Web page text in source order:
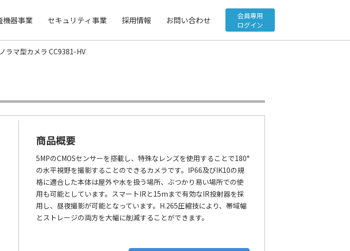
機器事業 セキュリティ事業 採用情報 お問い合わせ
会員専用
ログイン
ラマ型カメラ CC9381-HV
商品概要
5MPのCMOSセンサーを搭載し、特殊なレンズを使用することで180°
の水平視野を撮影することのできるカメラです。IP66及びIK10の規
格に適合した本体は屋外や水を扱う場所、ぶつかり易い場所での使
用も可能としています。スマートIRと15mまで有効なIR投射器を採
用し、昼夜撮影が可能となっています。H.265圧縮技により、帯域幅
とストレージの両方を大幅に削減することができます。